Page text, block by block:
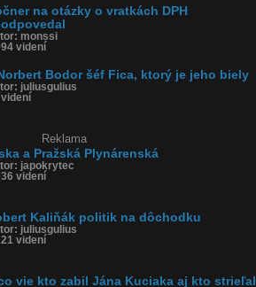
na otázky o vratkách DPH
monssi
videní
Bodor šéf Fica, ktorý je jeho biely
juliusgulius
Reklama
a Pražská Plynárenská
japokrytec
videní
Kaliňák politik na dôchodku
juliusgulius
videní
vie kto zabil Jána Kuciaka aj kto strieľal